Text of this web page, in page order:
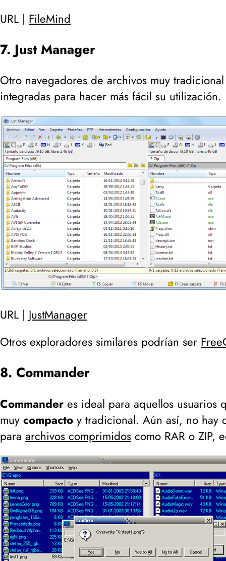
URL | FileMind
7. Just Manager
Otro navegadores de archivos muy
integradas para hacer más fácil su utilización.
URL | JustManager
Otros exploradores similares podrían ser
8. Commander
Commander es ideal para aquellos usuarios
muy compacto y tradicional. Aún así, no hay
para archivos comprimidos como RAR o ZIP,